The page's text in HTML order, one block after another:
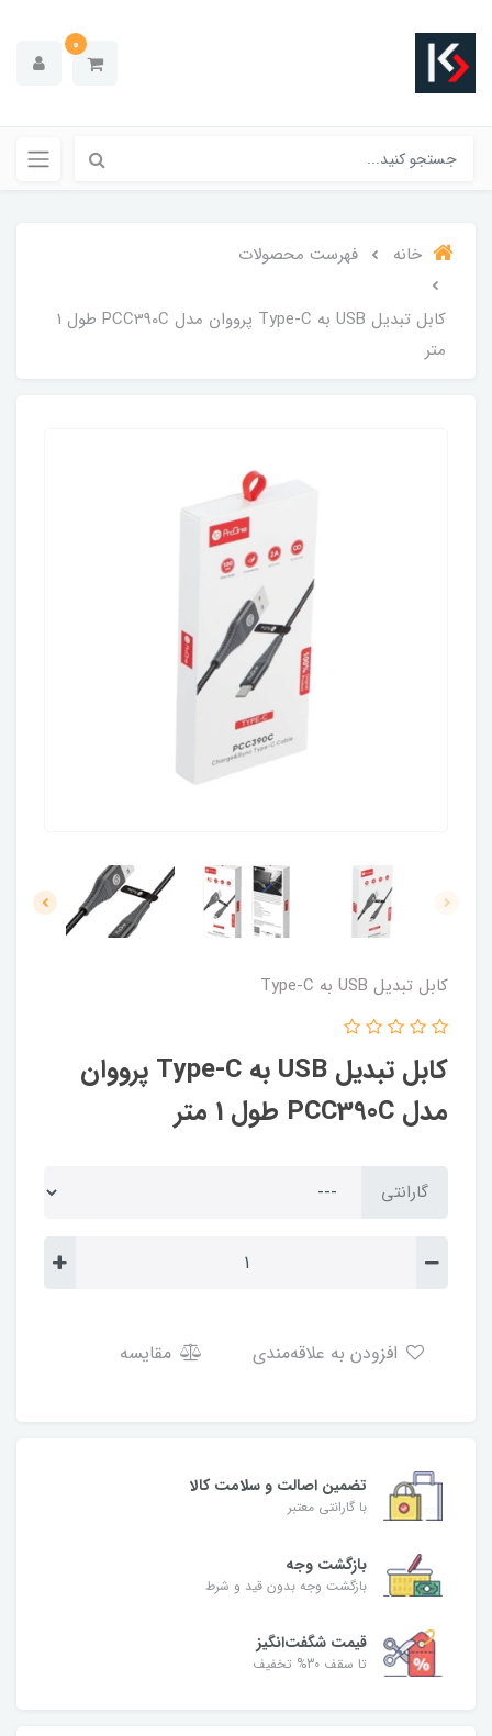
0
خانه فهرست محصولات
کابل تبدیل USB به Type-C پرووان مدل PCC390C طول 1
متر
کابل تبدیل USB به Type-C
کابل تبدیل USB به Type-C پرووان
مدل PCC390C طول 1 متر
گارانتی
مقایسه
تضمین اصالت و سلامت کالا
با گارانتی معتبر
بازگشت وجه
بازگشت وجه بدون قید و شرط
قیمت شگفت‌انگیز
تا سقف 30% تخفیف